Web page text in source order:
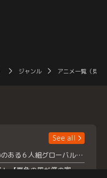
ジャンル アニメ一覧（見放
See all
いま最も勢いのある６人組グローバルグル ープ NCT WISHの地上波初冠特番 『NCT WISHの放課後グランプリ』放送決定 メンバーたちが３ペアに分かれ 【平成】をテーマにしたスペシャル企画 で対決 番組撮り下ろしのパフォーマンスも！ TELASA（テラサ）では放送終了後から オリジナルコンテンツを大量配信！
浮所飛貴主演！ 【夏色の風が僕の家にやってきた】 本日よりテラサで独占配信スタート！